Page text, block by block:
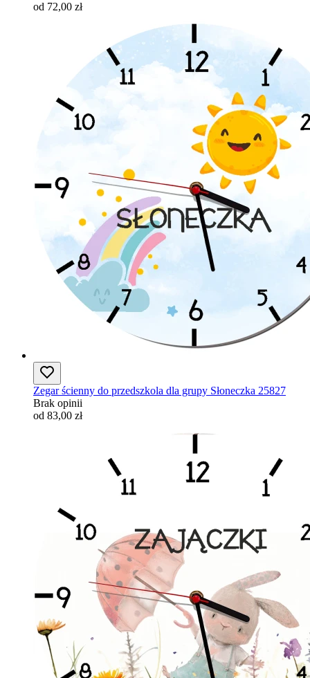
od 72,00 zł
Zegar ścienny do przedszkola dla grupy Słoneczka 25827
Brak opinii
od 83,00 zł